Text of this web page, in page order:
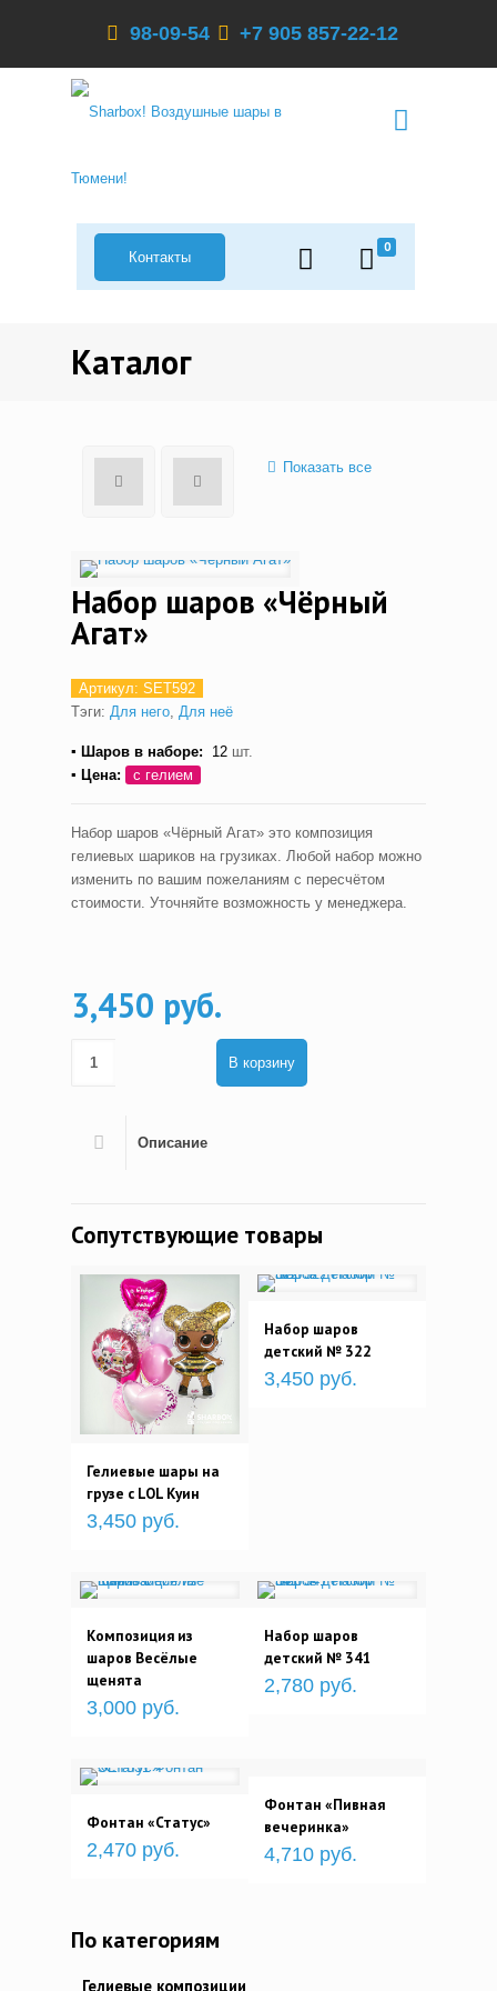
98-09-54 +7 905 857-22-12
0
Контакты
Каталог
Показать все
Набор шаров «Чёрный
Агат»
Артикул: SET592
Тэги: Для него, Для неё
▪ Шаров в наборе: 12 шт.
▪ Цена:
с гелием
Набор шаров «Чёрный Агат» это композиция
гелиевых шариков на грузиках. Любой набор можно
изменить по вашим пожеланиям с пересчётом
стоимости. Уточняйте возможность у менеджера.
3,450 руб.
В корзину
Описание
Сопутствующие товары
Гелиевые шары на
грузе с LOL Куин
3,450 руб.
Набор шаров
детский № 322
3,450 руб.
Композиция из
шаров Весёлые
щенята
3,000 руб.
Набор шаров
детский № 341
2,780 руб.
Фонтан «Статус»
2,470 руб.
Фонтан «Пивная
вечеринка»
4,710 руб.
По категориям
Гелиевые композиции